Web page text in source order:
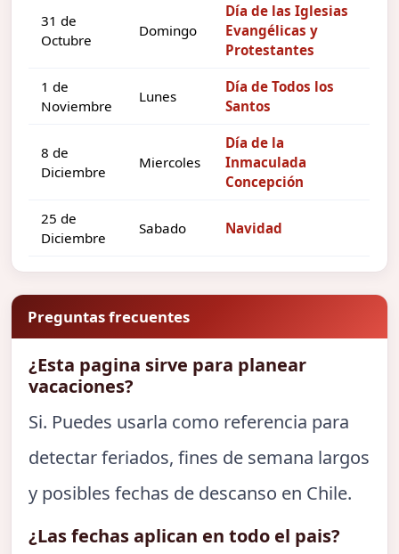
31 de
Octubre
Domingo
Día de las Iglesias
Evangélicas y
Protestantes
1 de
Noviembre
Lunes
Día de Todos los
Santos
8 de
Diciembre
Miercoles
Día de la
Inmaculada
Concepción
25 de
Diciembre
Sabado Navidad
Preguntas frecuentes
¿Esta pagina sirve para planear
vacaciones?
Si. Puedes usarla como referencia para
detectar feriados, fines de semana largos
y posibles fechas de descanso en Chile.
¿Las fechas aplican en todo el pais?